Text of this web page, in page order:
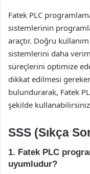
Fatek PLC
sistemlerinin
araçtır. Doğru
sistemlerini daha
süreçlerini optimize
dikkat edilmesi
bulundurarak, Fatek
şekilde
SSS (Sıkça
1. Fatek PLC
uyumludur?